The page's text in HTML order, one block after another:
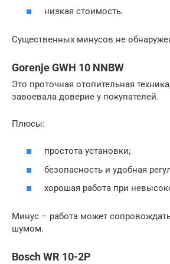
низкая стоимость.
Существенных минусов не
Gorenje GWH 10 NNBW
Это проточная отопительная
завоевала доверие у покупателей.
Плюсы:
простота установки;
безопасность и удобная
хорошая работа при
Минус – работа может
шумом.
Bosch WR 10-2P